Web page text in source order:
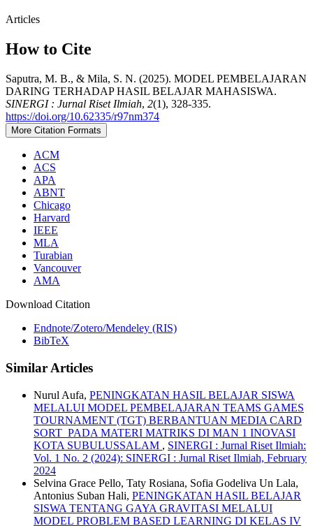
Articles
How to Cite
Saputra, M. B., & Mila, S. N. (2025). MODEL PEMBELAJARAN
DARING TERHADAP HASIL BELAJAR MAHASISWA.
SINERGI : Jurnal Riset Ilmiah, 2(1), 328-335.
https://doi.org/10.62335/r97nm374
More Citation Formats
ACM
ACS
APA
ABNT
Chicago
Harvard
IEEE
MLA
Turabian
Vancouver
AMA
Download Citation
Endnote/Zotero/Mendeley (RIS)
BibTeX
Similar Articles
Nurul Aufa, PENINGKATAN HASIL BELAJAR SISWA
MELALUI MODEL PEMBELAJARAN TEAMS GAMES
TOURNAMENT (TGT) BERBANTUAN MEDIA CARD
SORT PADA MATERI MATRIKS DI MAN 1 INOVASI
KOTA SUBULUSSALAM , SINERGI : Jurnal Riset Ilmiah:
Vol. 1 No. 2 (2024): SINERGI : Jurnal Riset Ilmiah, February
2024
Selvina Grace Pello, Taty Rosiana, Sofia Godeliva Un Lala,
Antonius Suban Hali, PENINGKATAN HASIL BELAJAR
SISWA TENTANG GAYA GRAVITASI MELALUI
MODEL PROBLEM BASED LEARNING DI KELAS IV